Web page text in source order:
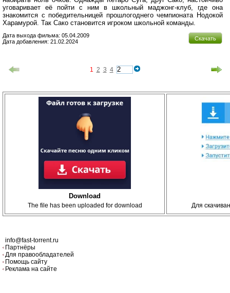
уговаривает её пойти с ним в школьный маджонг-клуб, где она
знакомится с победительницей прошлогоднего чемпионата Нодокой
Харамурой. Так Сако становится игроком школьной команды.
Скачать
Дата выхода фильма: 05.04.2009
Дата добавления: 21.02.2024
1 2 3 4
Download
The file has been uploaded for download Для
info@fast-torrent.ru
Партнёры
Для правообладателей
Помощь сайту
Реклама на сайте